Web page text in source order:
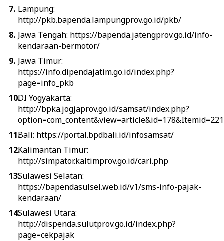
Lampung:
http://pkb.bapenda.lampungprov.go.id/pkb/
Jawa Tengah: https://bapenda.jatengprov.go.id/info-
kendaraan-bermotor/
Jawa Timur:
https://info.dipendajatim.go.id/index.php?
page=info_pkb
DI Yogyakarta:
http://bpka.jogjaprov.go.id/samsat/index.php?
option=com_content&view=article&id=178&Itemid=221
Bali: https://portal.bpdbali.id/infosamsat/
Kalimantan Timur:
http://simpator.kaltimprov.go.id/cari.php
Sulawesi Selatan:
https://bapendasulsel.web.id/v1/sms-info-pajak-
kendaraan/
Sulawesi Utara:
http://dispenda.sulutprov.go.id/index.php?
page=cekpajak